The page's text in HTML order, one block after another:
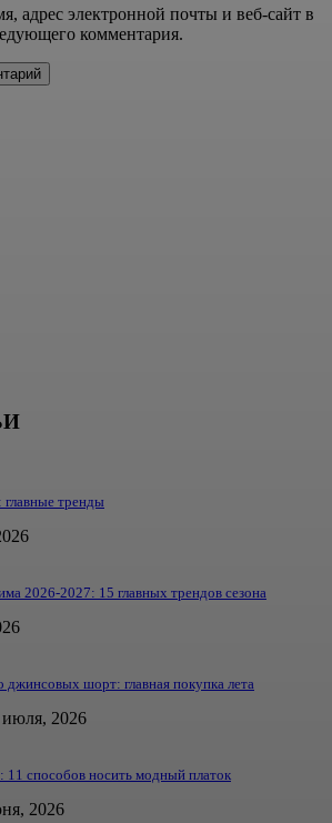
адрес электронной почты и веб-сайт в
комментария.
тренды
2026-2027: 15 главных трендов сезона
шорт: главная покупка лета
2026
11 способов носить модный платок
2026